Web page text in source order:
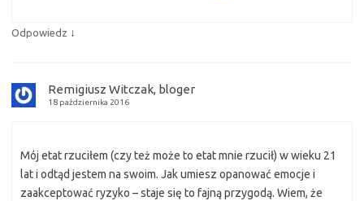
Odpowiedz ↓
Remigiusz Witczak, bloger
18 października 2016
Mój etat rzuciłem (czy też może to etat mnie rzucił) w wieku 21
lat i odtąd jestem na swoim. Jak umiesz opanować emocje i
zaakceptować ryzyko – staje się to fajną przygodą. Wiem, że